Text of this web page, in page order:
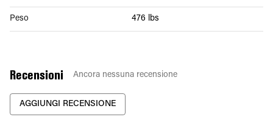
Peso 476 lbs
Recensioni Ancora nessuna recensione
AGGIUNGI RECENSIONE